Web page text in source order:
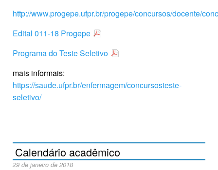
http://www.progepe.ufpr.br/progepe/concursos/docente/
Edital 011-18 Progepe
Programa do Teste Seletivo
mais informais:
https://saude.ufpr.br/enfermagem/concursosteste-
seletivo/
Calendário acadêmico
29 de janeiro de 2018